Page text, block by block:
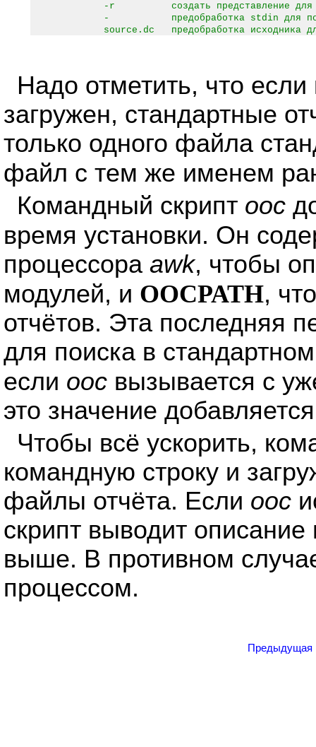
-r создать представление для
- предобработка stdin для
source.dc предобработка исходника для
Надо отметить, что
загружен, стандартные
только одного файла
файл с тем же именем
Командный скрипт ooc
время установки. Он
процессора awk, чтобы
модулей, и OOCPATH,
отчётов. Эта последняя
для поиска в
если ooc вызывается с
это значение
Чтобы всё ускорить,
командную строку и
файлы отчёта. Если ooc
скрипт выводит
выше. В противном
процессом.
Предыдущая